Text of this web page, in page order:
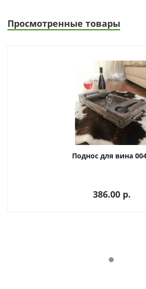
Просмотренные товары
Поднос для вина
386.00 p.